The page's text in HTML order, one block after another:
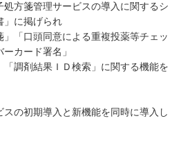
箋管理サービスの導入に関するシ
」に掲げられ
頭同意による重複投薬等チェッ
カード署名」
結果ＩＤ検索」に関する機能を
スの初期導入と新機能を同時に導入し